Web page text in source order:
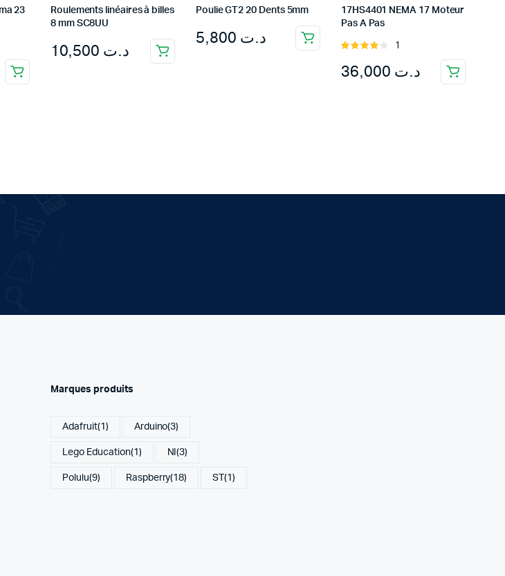
23
Roulements linéaires à billes
8 mm SC8UU
د.ت
Poulie GT2 20 Dents 5mm
د.ت
17HS4401 NEMA 17 Moteur
Pas A Pas
Rated
of 5
1
د.ت
Marques produits
Adafruit(1) Arduino(3)
Lego Education(1) NI(3)
Polulu(9) Raspberry(18) ST(1)